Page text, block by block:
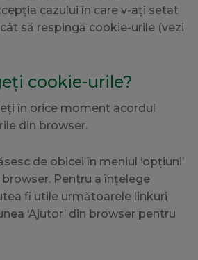
cazului în care v-ați setat
să respingă cookie-urile (vezi
cookie-urile?
în orice moment acordul
din browser.
de obicei în meniul ‘opțiuni’
browser. Pentru a înțelege
fi utile următoarele linkuri
‘Ajutor’ din browser pentru